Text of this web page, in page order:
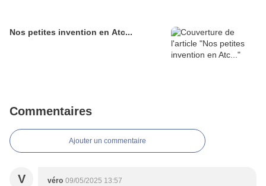
Nos petites invention en Atc...
Commentaires
Ajouter un commentaire
V véro 09/05/2025 13:57